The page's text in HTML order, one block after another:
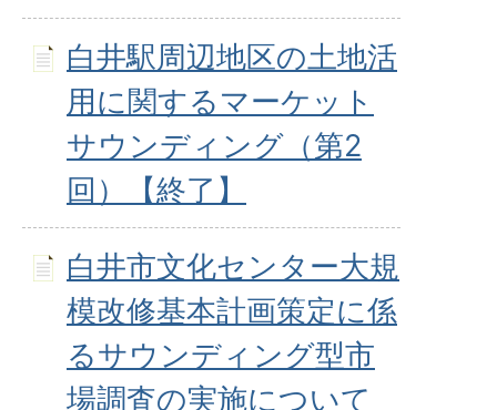
白井駅周辺地区の土地活
用に関するマーケット
サウンディング（第2
回）【終了】
白井市文化センター大規
模改修基本計画策定に係
るサウンディング型市
場調査の実施について